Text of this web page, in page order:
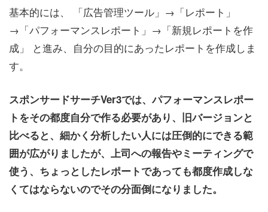
基本的には、 「広告管理ツール」→「レポート」
→「パフォーマンスレポート」→「新規レポートを作
成」 と進み、自分の目的にあったレポートを作成しま
す。
スポンサードサーチVer3では、パフォーマンスレポー
トをその都度自分で作る必要があり、旧バージョンと
比べると、細かく分析したい人には圧倒的にできる範
囲が広がりましたが、上司への報告やミーティングで
使う、ちょっとしたレポートであっても都度作成しな
くてはならないのでその分面倒になりました。